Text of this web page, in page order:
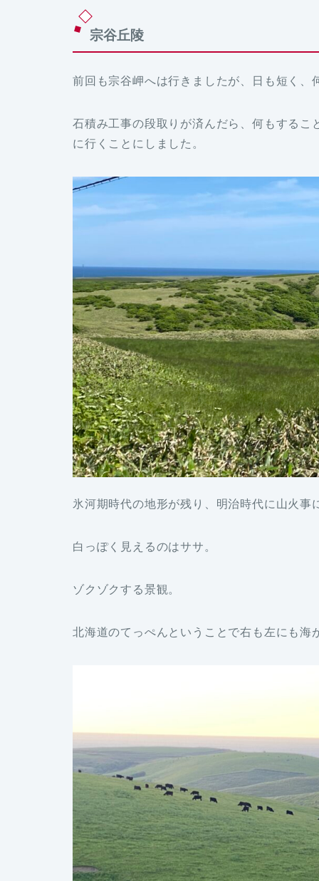
宗谷丘陵
前回も宗谷岬へは行きましたが、日も短く
石積み工事の段取りが済んだら、何もする
に行くことにしました。
氷河期時代の地形が残り、明治時代に山火
白っぽく見えるのはササ。
ゾクゾクする景観。
北海道のてっぺんということで右も左にも